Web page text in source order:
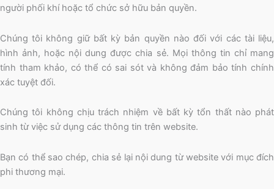
người phối khí hoặc tổ chức sở hữu bản quyền.
Chúng tôi không giữ bất kỳ bản quyền nào đối với các tài liệu,
hình ảnh, hoặc nội dung được chia sẻ. Mọi thông tin chỉ mang
tính tham khảo, có thể có sai sót và không đảm bảo tính chính
xác tuyệt đối.
Chúng tôi không chịu trách nhiệm về bất kỳ tổn thất nào phát
sinh từ việc sử dụng các thông tin trên website.
Bạn có thể sao chép, chia sẻ lại nội dung từ website với mục đích
phi thương mại.